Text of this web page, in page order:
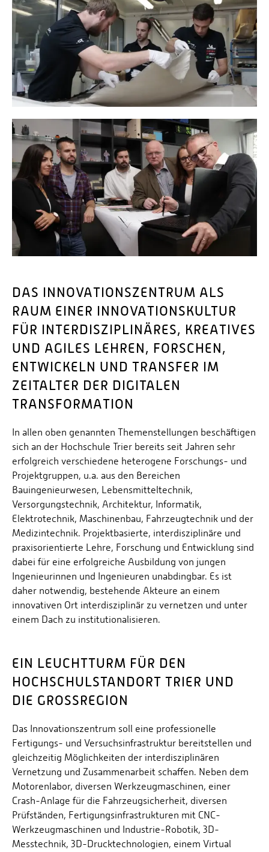
DAS INNOVATIONSZENTRUM ALS
RAUM EINER INNOVATIONSKULTUR
FÜR INTERDISZIPLINÄRES, KREATIVES
UND AGILES LEHREN, FORSCHEN,
ENTWICKELN UND TRANSFER IM
ZEITALTER DER DIGITALEN
TRANSFORMATION
In allen oben genannten Themenstellungen beschäftigen
sich an der Hochschule Trier bereits seit Jahren sehr
erfolgreich verschiedene heterogene Forschungs- und
Projektgruppen, u.a. aus den Bereichen
Bauingenieurwesen, Lebensmitteltechnik,
Versorgungstechnik, Architektur, Informatik,
Elektrotechnik, Maschinenbau, Fahrzeugtechnik und der
Medizintechnik. Projektbasierte, interdisziplinäre und
praxisorientierte Lehre, Forschung und Entwicklung sind
dabei für eine erfolgreiche Ausbildung von jungen
Ingenieurinnen und Ingenieuren unabdingbar. Es ist
daher notwendig, bestehende Akteure an einem
innovativen Ort interdisziplinär zu vernetzen und unter
einem Dach zu institutionalisieren.
EIN LEUCHTTURM FÜR DEN
HOCHSCHULSTANDORT TRIER UND
DIE GROSSREGION
Das Innovationszentrum soll eine professionelle
Fertigungs- und Versuchsinfrastruktur bereitstellen und
gleichzeitig Möglichkeiten der interdisziplinären
Vernetzung und Zusammenarbeit schaffen. Neben dem
Motorenlabor, diversen Werkzeugmaschinen, einer
Crash-Anlage für die Fahrzeugsicherheit, diversen
Prüfständen, Fertigungsinfrastrukturen mit CNC-
Werkzeugmaschinen und Industrie-Robotik, 3D-
Messtechnik, 3D-Drucktechnologien, einem Virtual